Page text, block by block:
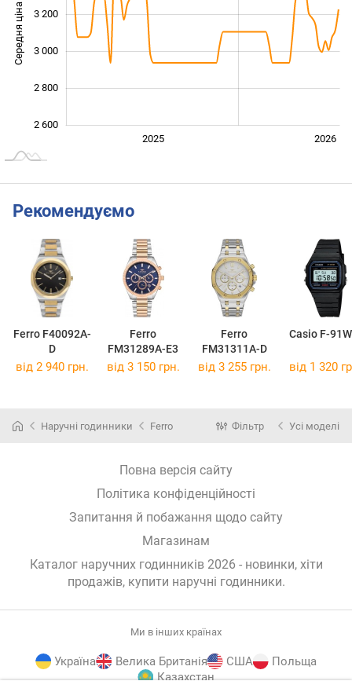
Середня ціна
2 600
2 800
3 000
3 200
2025 2026
Рекомендуємо
Ferro F40092A-
D
Ferro
FM31289A-E3
Ferro
FM31311A-D
Casio F-
від 2 940 грн. від 3 150 грн. від 3 255 грн. від 1 320
Наручні годинники Ferro Фільтр Усі моделі
Повна версія сайту
Політика конфіденційності
Запитання й побажання щодо сайту
Магазинам
Каталог наручних годинників 2026 - новинки, хіти
продажів, купити наручні годинники.
Ми в інших країнах
Україна Велика Британія США
Польща
Казахстан